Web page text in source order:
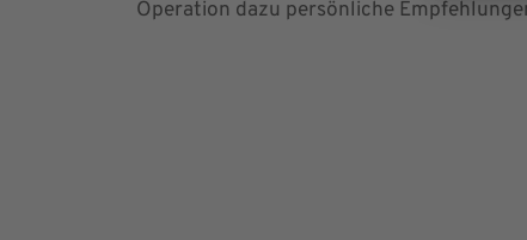
Operation dazu persönliche